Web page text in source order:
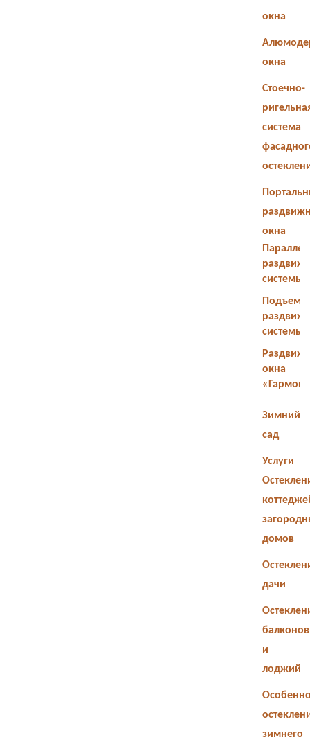
окна
окна
Стоечно-
система
окна
системы
системы
окна
Зимний
сад
Услуги
домов
дачи
балконов
и
лоджий
зимнего